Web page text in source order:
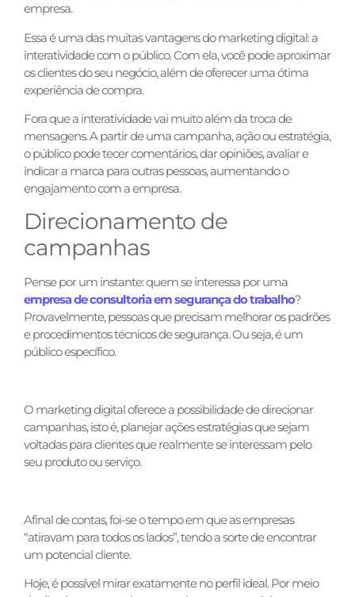
empresa.
Essa é uma das muitas vantagens do marketing digital: a
interatividade com o público. Com ela, você pode aproximar
os clientes do seu negócio, além de oferecer uma ótima
experiência de compra.
Fora que a interatividade vai muito além da troca de
mensagens. A partir de uma campanha, ação ou estratégia,
o público pode tecer comentários, dar opiniões, avaliar e
indicar a marca para outras pessoas, aumentando o
engajamento com a empresa.
Direcionamento de
campanhas
Pense por um instante: quem se interessa por uma
empresa de consultoria em segurança do trabalho?
Provavelmente, pessoas que precisam melhorar os padrões
e procedimentos técnicos de segurança. Ou seja, é um
público específico.
O marketing digital oferece a possibilidade de direcionar
campanhas, isto é, planejar ações estratégias que sejam
voltadas para clientes que realmente se interessam pelo
seu produto ou serviço.
Afinal de contas, foi-se o tempo em que as empresas
“atiravam para todos os lados”, tendo a sorte de encontrar
um potencial cliente.
Hoje, é possível mirar exatamente no perfil ideal. Por meio